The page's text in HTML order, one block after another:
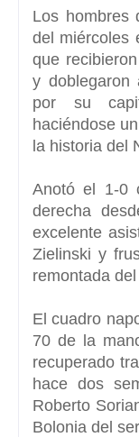
Los hombres
del miércoles
que
y doblegaron
por su
haciéndose
la historia del
Anotó el 1-0
derecha
excelente
Zielinski y
remontada
El cuadro
70 de la
recuperado
hace dos
Roberto
Bolonia del